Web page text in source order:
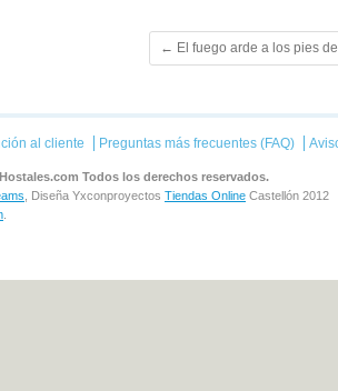
← El fuego arde a los pies
al cliente Preguntas más frecuentes (FAQ)
Todos los derechos reservados.
, Diseña Yxconproyectos Tiendas Online Castellón 2012